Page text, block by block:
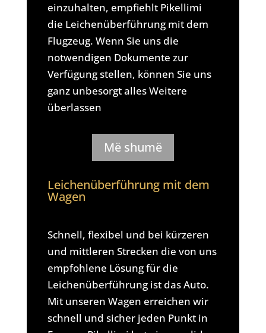
einzuhalten, empfiehlt Pikellimi
die Leichenüberführung mit dem
Flugzeug. Wenn Sie uns die
notwendigen Dokumente zur
Verfügung stellen, können Sie uns
ganz unbesorgt alles Weitere
überlassen
Më shumë
Leichenüberführung mit dem
Wagen
Schnell, flexibel und bei kürzeren
und mittleren Strecken die von uns
empfohlene Lösung für die
Leichenüberführung ist das Auto.
Mit unseren Wagen erreichen wir
schnell und sicher jeden Punkt in